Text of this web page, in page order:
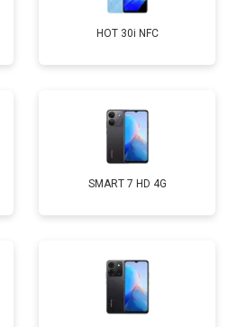
HOT 30i NFC
SMART 7 HD 4G